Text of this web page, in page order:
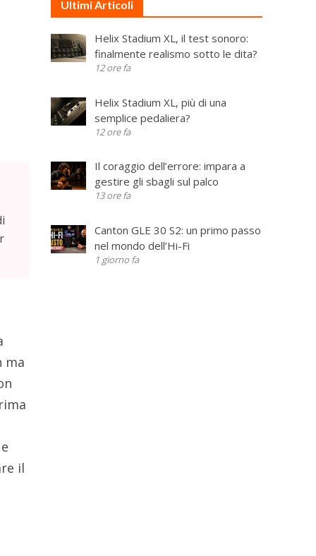
ma
il
Ultimi Articoli
Helix Stadium XL, il test sonoro:
finalmente realismo sotto le dita?
12 ore fa
Helix Stadium XL, più di una
semplice pedaliera?
12 ore fa
Il coraggio dell’errore: impara a
gestire gli sbagli sul palco
13 ore fa
Canton GLE 30 S2: un primo passo
nel mondo dell’Hi-Fi
1 giorno fa